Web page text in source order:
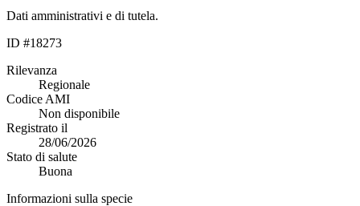
Dati amministrativi e di tutela.
ID #18273
Rilevanza
Regionale
Codice AMI
Non disponibile
Registrato il
28/06/2026
Stato di salute
Buona
Informazioni sulla specie